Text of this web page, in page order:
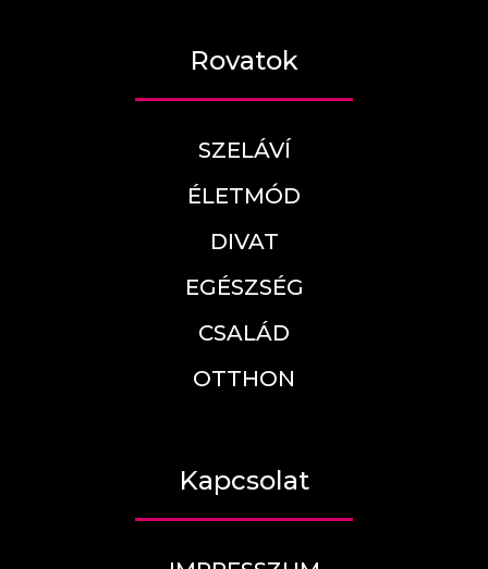
Rovatok
SZELÁVÍ
ÉLETMÓD
DIVAT
EGÉSZSÉG
CSALÁD
OTTHON
Kapcsolat